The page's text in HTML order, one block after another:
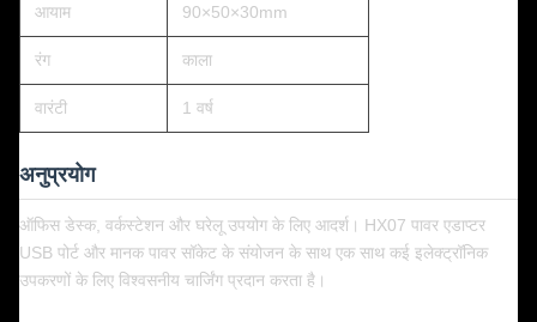
आयाम 90×50×30mm
रंग काला
वारंटी 1 वर्ष
अनुप्रयोग
ऑफिस डेस्क, वर्कस्टेशन और घरेलू उपयोग के लिए आदर्श। HX07 पावर एडाप्टर
USB पोर्ट और मानक पावर सॉकेट के संयोजन के साथ एक साथ कई इलेक्ट्रॉनिक
उपकरणों के लिए विश्वसनीय चार्जिंग प्रदान करता है।